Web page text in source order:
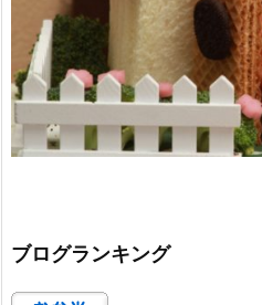
ブログランキング